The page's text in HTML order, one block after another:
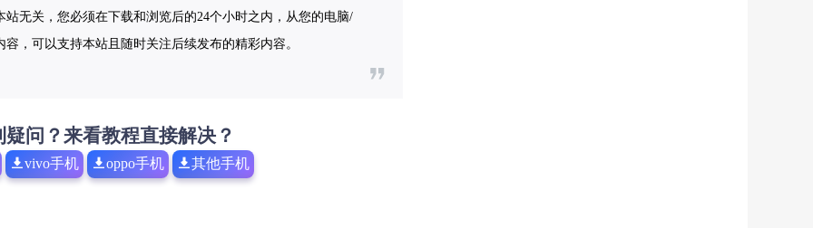
无关，您必须在下载和浏览后的24个小时之内，从您的电脑/
，可以支持本站且随时关注后续发布的精彩内容。
问？来看教程直接解决？
vivo手机 oppo手机 其他手机